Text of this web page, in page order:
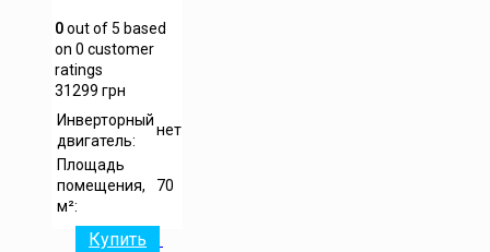
0out of5 based
on 0 customer
ratings
31299 грн
Инверторный
двигатель:
нет
Площадь
помещения,
м²:
70
Купить